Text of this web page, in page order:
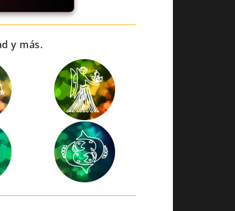
y más.